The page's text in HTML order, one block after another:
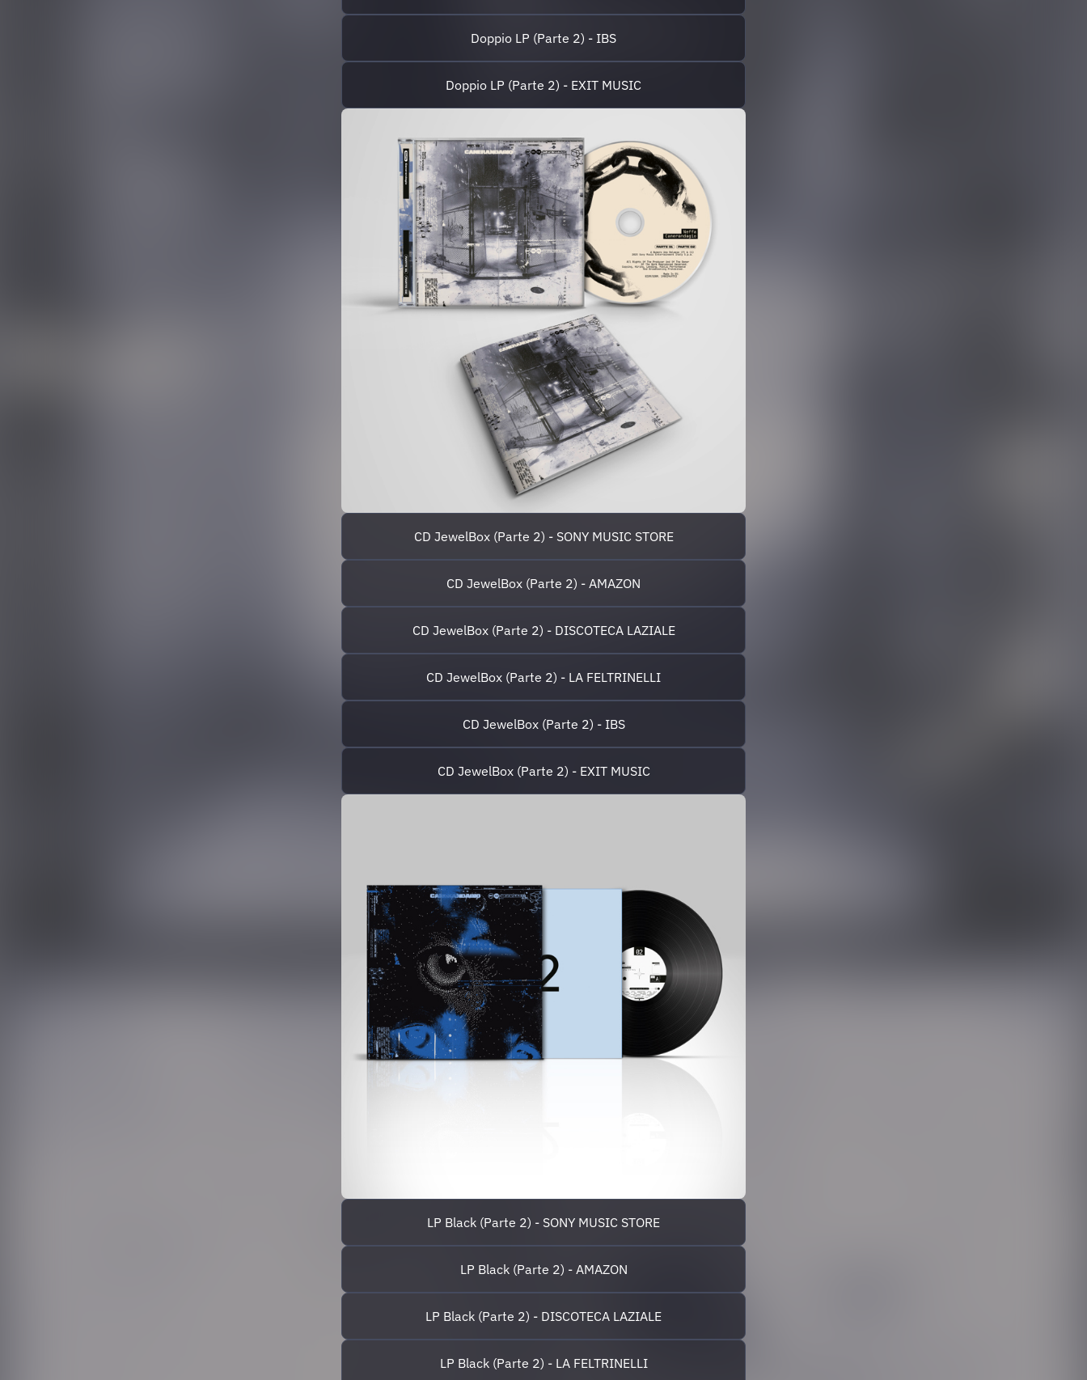
Doppio LP (Parte 2) - IBS
Doppio LP (Parte 2) - EXIT MUSIC
CD JewelBox (Parte 2) - SONY MUSIC STORE
CD JewelBox (Parte 2) - AMAZON
CD JewelBox (Parte 2) - DISCOTECA LAZIALE
CD JewelBox (Parte 2) - LA FELTRINELLI
CD JewelBox (Parte 2) - IBS
CD JewelBox (Parte 2) - EXIT MUSIC
LP Black (Parte 2) - SONY MUSIC STORE
LP Black (Parte 2) - AMAZON
LP Black (Parte 2) - DISCOTECA LAZIALE
LP Black (Parte 2) - LA FELTRINELLI